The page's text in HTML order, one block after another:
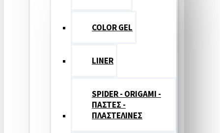
COLOR GEL
LINER
SPIDER - ORIGAMI -
ΠΑΣΤΕΣ -
ΠΛΑΣΤΕΛΙΝΕΣ